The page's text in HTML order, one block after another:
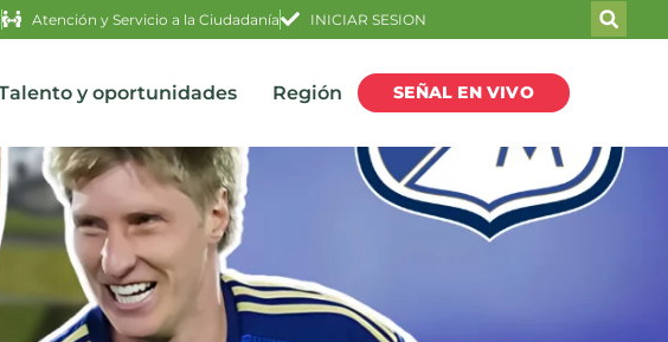
Atención y Servicio a la Ciudadanía INICIAR SESION
y oportunidades Región SEÑAL EN VIVO